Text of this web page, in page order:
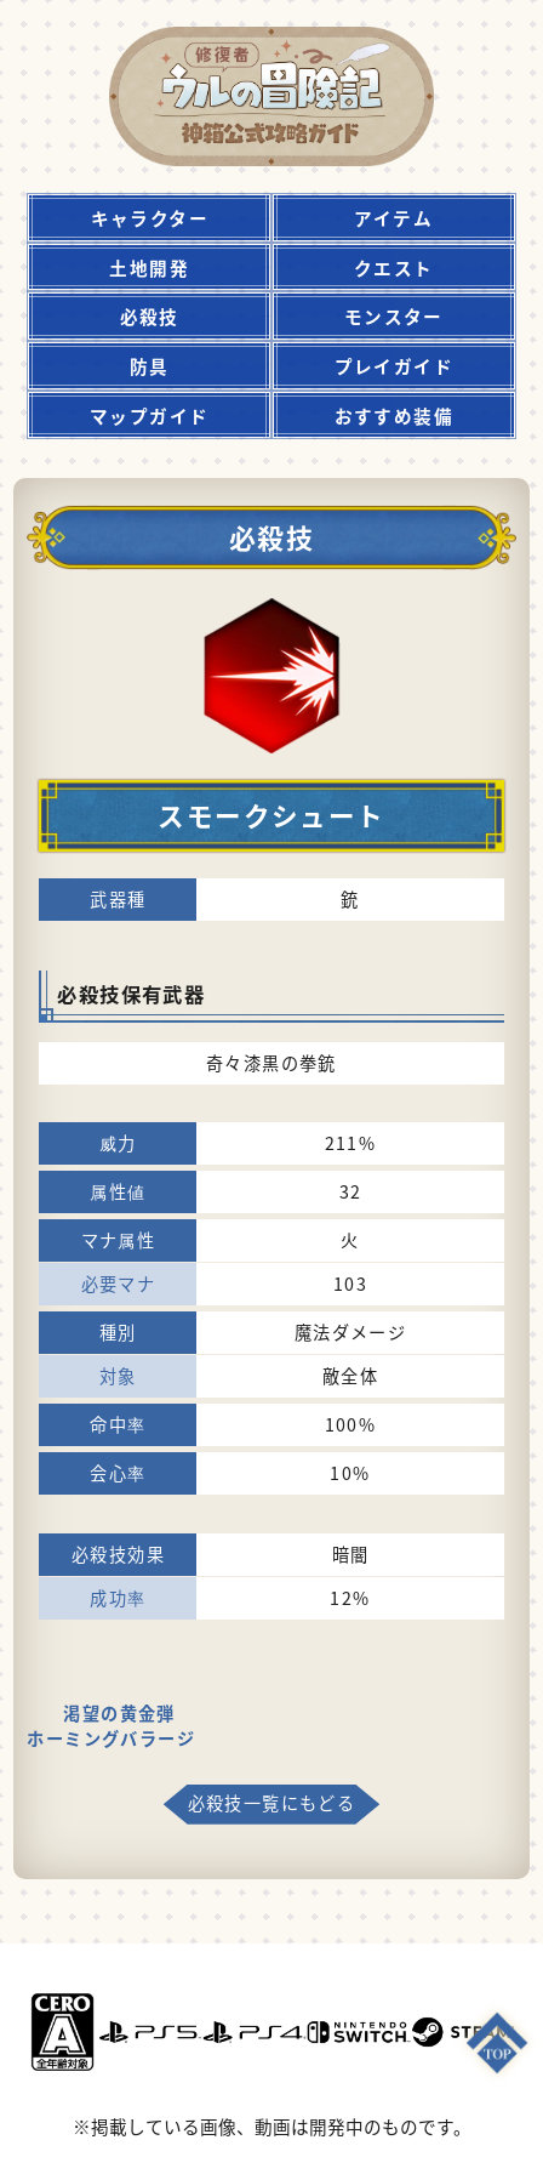
キャラクター
アイテム
土地開発
クエスト
必殺技
モンスター
防具
プレイガイド
マップガイド
おすすめ装備
必殺技
スモークシュート
銃
必殺技保有武器
奇々漆黒の拳銃
211%
32
火
103
魔法ダメージ
敵全体
100%
10%
暗闇
12%
渇望の黄金弾
ホーミングバラージ
必殺技一覧にもどる
※掲載している画像、動画は開発中のものです。